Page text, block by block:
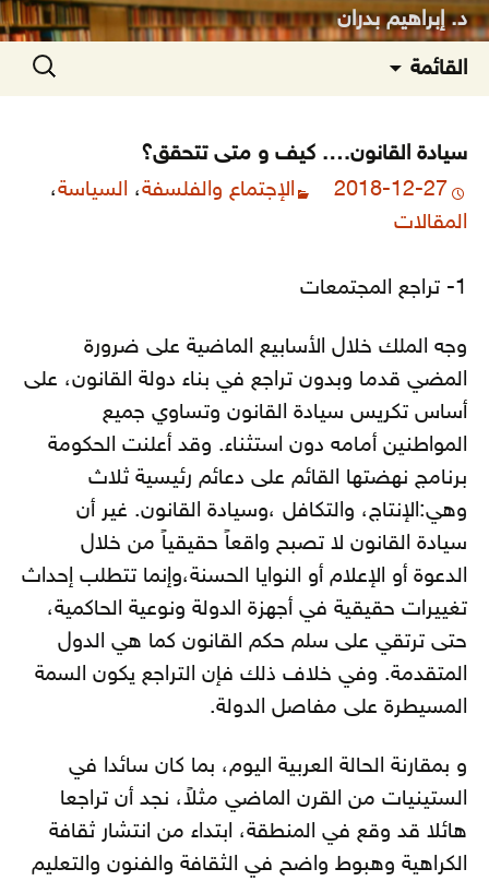
د. إبراهيم بدران
القائمة
إلى
البحث
عن:
سيادة القانون…. كيف و متى تتحقق؟
2018-12-27
الإجتماع والفلسفة، السياسة،
المقالات
1- تراجع المجتمعات
وجه الملك خلال الأسابيع الماضية على ضرورة
المضي قدما وبدون تراجع في بناء دولة القانون، على
أساس تكريس سيادة القانون وتساوي جميع
المواطنين أمامه دون استثناء. وقد أعلنت الحكومة
برنامج نهضتها القائم على دعائم رئيسية ثلاث
وهي:الإنتاج، والتكافل ،وسيادة القانون. غير أن
سيادة القانون لا تصبح واقعاً حقيقياً من خلال
الدعوة أو الإعلام أو النوايا الحسنة،وإنما تتطلب إحداث
تغييرات حقيقية في أجهزة الدولة ونوعية الحاكمية،
حتى ترتقي على سلم حكم القانون كما هي الدول
المتقدمة. وفي خلاف ذلك فإن التراجع يكون السمة
المسيطرة على مفاصل الدولة.
و بمقارنة الحالة العربية اليوم، بما كان سائدا في
الستينيات من القرن الماضي مثلاً، نجد أن تراجعا
هائلا قد وقع في المنطقة، ابتداء من انتشار ثقافة
الكراهية وهبوط واضح في الثقافة والفنون والتعليم